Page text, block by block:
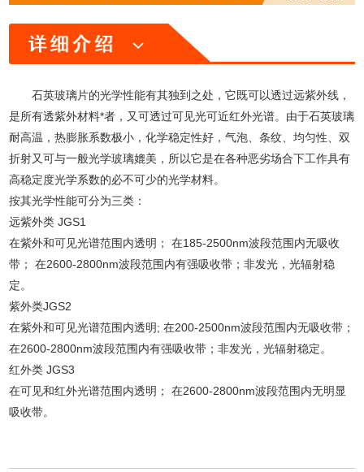
石英玻璃片的光学性能有其独到之处，它既可以透过远紫外线，
是所有透紫外材料*者，又可透过可见光可近红外光谱。由于石英玻璃
耐高温，热膨胀系数极小，化学稳定性好，气泡、条纹、均匀性、双
折射又可与一般光学玻璃媲美，所以它是在各种恶劣场合下工作具有
高稳定度光学系数的必不可少的光学材料。
按其光学性能可分为三类：
远紫外类 JGS1
在紫外和可见光谱范围内透明； 在185-2500nm波段范围内无吸收
带； 在2600-2800nm波段范围内有强吸收带；非发光，光辐射稳
定。
紫外类JGS2
在紫外和可见光谱范围内透明; 在200-2500nm波段范围内无吸收带；
在2600-2800nm波段范围内有强吸收带；非发光，光辐射稳定。
红外类 JGS3
在可见和红外光谱范围内透明； 在2600-2800nm波段范围内无明显
吸收带。